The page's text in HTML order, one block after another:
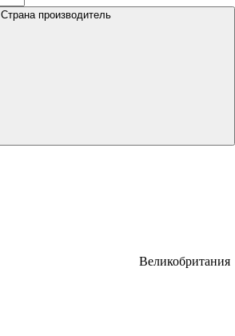
Страна производитель
Великобритания